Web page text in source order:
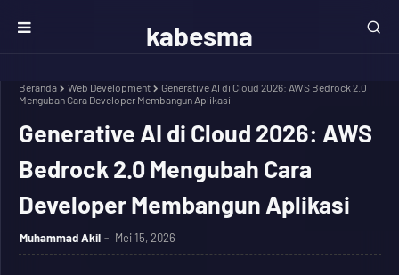
kabesma
Beranda Web Development
Generative AI di Cloud 2026: AWS Bedrock 2.0
Mengubah Cara Developer Membangun Aplikasi
Generative AI di Cloud 2026: AWS
Bedrock 2.0 Mengubah Cara
Developer Membangun Aplikasi
Muhammad Akil Mei 15, 2026